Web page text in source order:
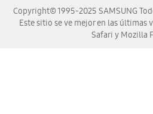
Copyright© 1995-2025 SAMSUNG
Este sitio se ve mejor en las últimas
Safari y Mozilla